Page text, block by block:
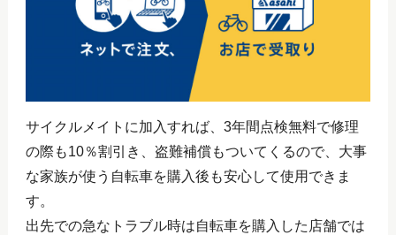
サイクルメイトに加入すれば、3年間点検無料で修理
の際も10％割引き、盗難補償もついてくるので、大事
な家族が使う自転車を購入後も安心して使用できま
す。
出先での急なトラブル時は自転車を購入した店舗では